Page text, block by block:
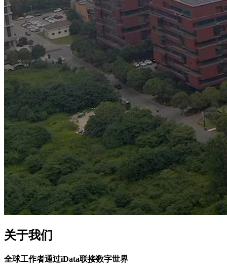
关于我们
全球工作者通过iData联接数字世界